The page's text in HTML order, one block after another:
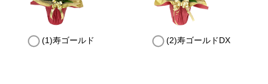
(1)寿ゴールド (2)寿ゴールドDX